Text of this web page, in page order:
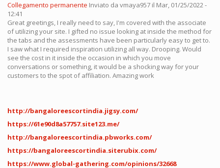
Collegamento permanente Inviato da vmaya957 il Mar, 01/25/2022 -
12:41
Great greetings, I really need to say, I'm covered with the associate
of utilizing your site. I gifted no issue looking at inside the method for
the tabs and the assessments have been particularly easy to get to.
I saw what I required inspiration utilizing all way. Drooping. Would
see the cost in it inside the occasion in which you move
conversations or something, it would be a shocking way for your
customers to the spot of affiliation. Amazing work
http://bangaloreescortindia.jigsy.com/
https://61e90d8a57757.site123.me/
http://bangaloreescortindia.pbworks.com/
https://bangaloreescortindia.siterubix.com/
https://www.global-gathering.com/opinions/32668